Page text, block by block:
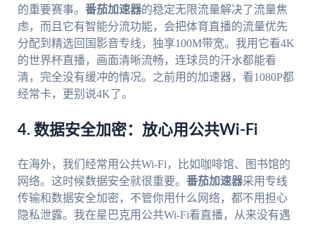
的重要赛事。 番茄加速器的稳定无限流量解决了流量焦
虑，而且它有智能分流功能，会把体育直播的流量优先
分配到精选回国影音专线，独享100M带宽。我用它看4K
的世界杯直播，画面清晰流畅，连球员的汗水都能看
清，完全没有缓冲的情况。之前用的加速器，看1080P都
经常卡，更别说4K了。
4. 数据安全加密：放心用公共Wi-Fi
在海外，我们经常用公共Wi-Fi，比如咖啡馆、图书馆的
网络。这时候数据安全就很重要。 番茄加速器采用专线
传输和数据安全加密，不管你用什么网络，都不用担心
隐私泄露。我在星巴克用公共Wi-Fi看直播，从来没有遇